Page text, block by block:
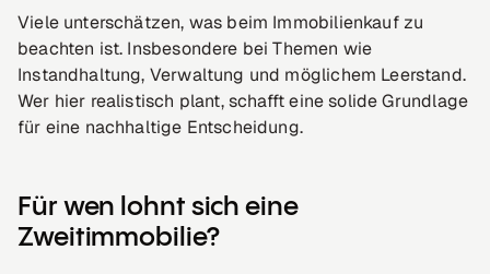
Viele unterschätzen, was beim Immobilienkauf zu
beachten ist. Insbesondere bei Themen wie
Instandhaltung, Verwaltung und möglichem Leerstand.
Wer hier realistisch plant, schafft eine solide Grundlage
für eine nachhaltige Entscheidung.
Für wen lohnt sich eine
Zweitimmobilie?